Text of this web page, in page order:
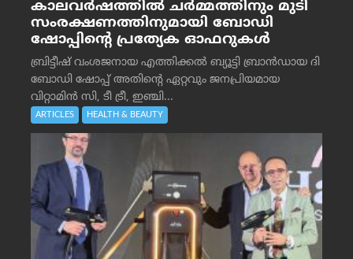
കാലവർഷത്തിൽ ചർമ്മത്തിനും മുടി
സംരക്ഷണത്തിനുമായി ബോഡി
ഷോപ്പിന്റെ പ്രത്യേക ഓഫറുകൾ
ബ്രിട്ടീഷ് വംശജനായ എത്തിക്കൽ ബ്യൂട്ടി ബ്രാൻഡായ ദി
ബോഡി ഷോപ്പ് അതിന്റെ ഏറ്റവും ജനപ്രിയമായ
വിറ്റാമിൻ സി, ടീ ട്രീ, ഇഞ്ചി...
ARTICLES HEALTH & BEAUTY